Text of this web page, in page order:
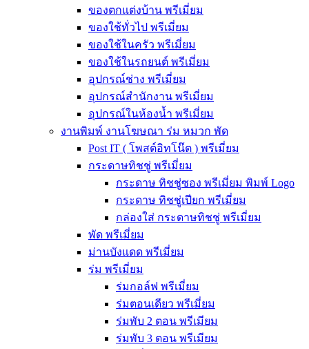
ของตกแต่งบ้าน พรีเมี่ยม
ของใช้ทั่วไป พรีเมี่ยม
ของใช้ในครัว พรีเมี่ยม
ของใช้ในรถยนต์ พรีเมี่ยม
อุปกรณ์ช่าง พรีเมี่ยม
อุปกรณ์สำนักงาน พรีเมี่ยม
อุปกรณ์ในห้องน้ำ พรีเมี่ยม
งานพิมพ์ งานโฆษณา ร่ม หมวก พัด
Post IT ( โพสต์อิทโน๊ต ) พรีเมี่ยม
กระดาษทิชชู่ พรีเมี่ยม
กระดาษ ทิชชู่ซอง พรีเมี่ยม พิมพ์ Logo
กระดาษ ทิชชู่เปียก พรีเมี่ยม
กล่องใส่ กระดาษทิชชู่ พรีเมี่ยม
พัด พรีเมี่ยม
ม่านบังแดด พรีเมี่ยม
ร่ม พรีเมี่ยม
ร่มกอล์ฟ พรีเมี่ยม
ร่มตอนเดียว พรีเมี่ยม
ร่มพับ 2 ตอน พรีเมียม
ร่มพับ 3 ตอน พรีเมียม